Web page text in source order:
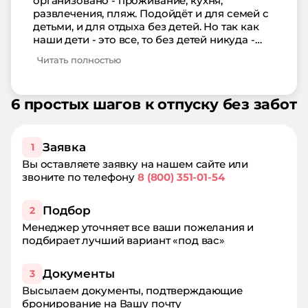
развлечения, пляж. Подойдёт и для семей с
детьми, и для отдыха без детей. Но так как
наши дети - это все, то без детей никуда -
пляж, анимация - супер!
Читать полностью
6 простых шагов к отпуску без забот
1 Заявка
Вы оставляете заявку на нашем сайте или
звоните по телефону8 (800) 351-01-54
2 Подбор
Менеджер уточняет все ваши пожелания и
подбирает лучший вариант «под вас»
3 Документы
Высылаем документы, подтверждающие
бронирование на Вашу почту